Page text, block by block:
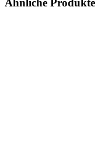
Ähnliche Produkte